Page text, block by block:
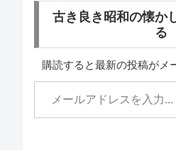
古き良き昭和の懐か
る
購読すると最新の投稿がメ